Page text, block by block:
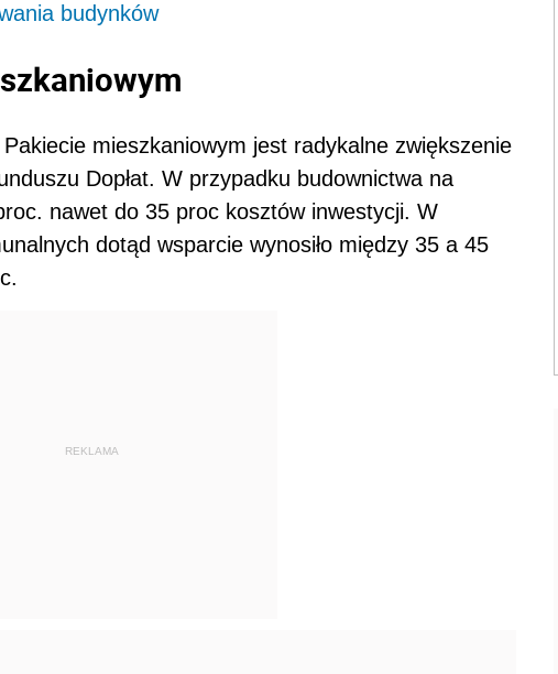
budynków
mieszkaniowym jest radykalne zwiększenie
Dopłat. W przypadku budownictwa na
nawet do 35 proc kosztów inwestycji. W
dotąd wsparcie wynosiło między 35 a 45
REKLAMA